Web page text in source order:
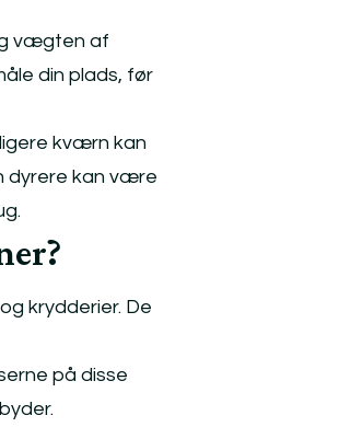
vægten af
din plads, før
kværn kan
dyrere kan være
krydderier. De
på disse